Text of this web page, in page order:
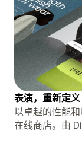
表演，重新定义
以卓越的性能
在线商店。由